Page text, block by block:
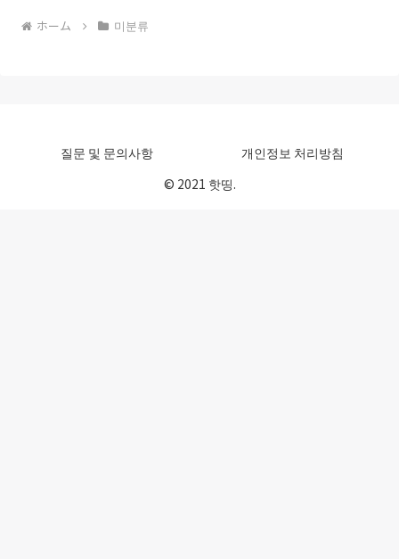
ホーム 미분류
질문 및 문의사항
개인정보 처리방침
© 2021 핫띵.